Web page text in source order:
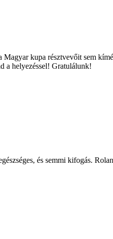
kupa résztvevőit sem
a helyezéssel! Gratulálunk!
és semmi kifogás.